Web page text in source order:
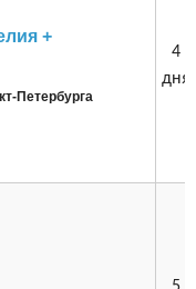
+
Петербурга
4
дня